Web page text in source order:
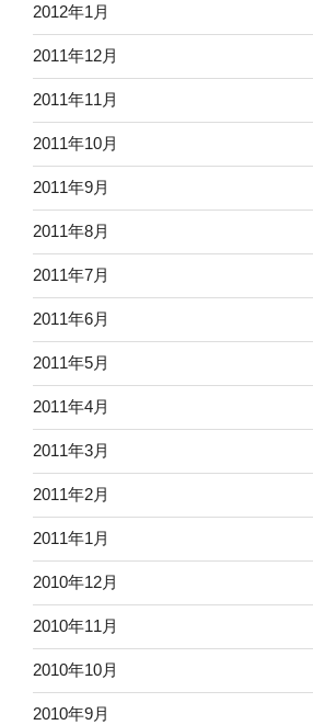
2012年1月
2011年12月
2011年11月
2011年10月
2011年9月
2011年8月
2011年7月
2011年6月
2011年5月
2011年4月
2011年3月
2011年2月
2011年1月
2010年12月
2010年11月
2010年10月
2010年9月